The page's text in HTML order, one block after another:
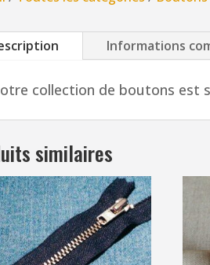
Informations
collection de boutons est
similaires